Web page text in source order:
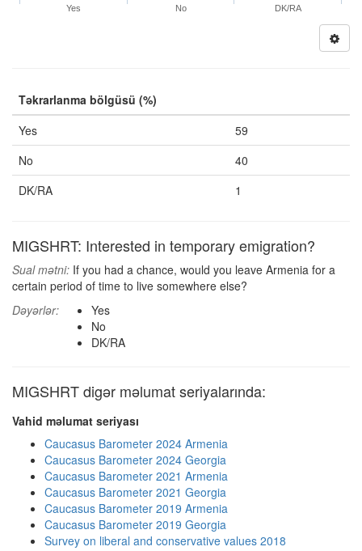
Yes No DK/RA
Təkrarlanma bölgüsü (%)
Yes
59
No
40
DK/RA
1
MIGSHRT: Interested in temporary emigration?
Sual mətni: If you had a chance, would you leave Armenia for a
certain period of time to live somewhere else?
Dəyərlər:
Yes
No
DK/RA
MIGSHRT digər məlumat seriyalarında:
Vahid məlumat seriyası
Caucasus Barometer 2024 Armenia
Caucasus Barometer 2024 Georgia
Caucasus Barometer 2021 Armenia
Caucasus Barometer 2021 Georgia
Caucasus Barometer 2019 Armenia
Caucasus Barometer 2019 Georgia
Survey on liberal and conservative values 2018